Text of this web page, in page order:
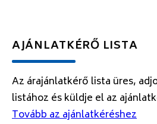
AJÁNLATKÉRŐ LISTA
Az árajánlatkérő lista üres,
listához és küldje el az
Tovább az ajánlatkéréshez